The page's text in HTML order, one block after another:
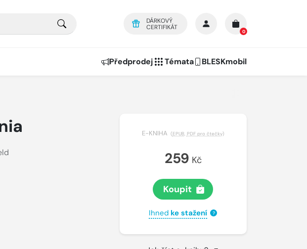
DÁRKOVÝ
CERTIFIKÁT
0
Předprodej Témata BLESKmobil
E-KNIHA (EPUB, PDF pro čtečky)
259 Kč
Koupit
Ihned ke stažení ?